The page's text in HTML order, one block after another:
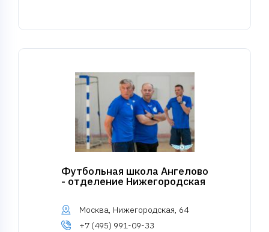
Футбольная школа Ангелово
- отделение Нижегородская
Москва, Нижегородская, 64
+7 (495) 991-09-33